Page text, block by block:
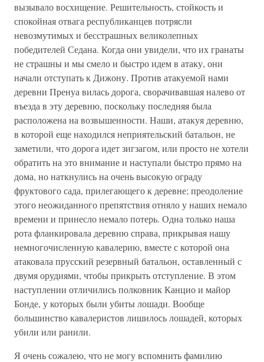
вызывало восхищение. Решительность, стойкость и
спокойная отвага республиканцев потрясли
невозмутимых и бесстрашных великолепных
победителей Седана. Когда они увидели, что их гранаты
не страшны и мы смело и быстро идем в атаку, они
начали отступать к Дижону. Против атакуемой нами
деревни Пренуа вилась дорога, сворачивавшая налево от
въезда в эту деревню, поскольку последняя была
расположена на возвышенности. Наши, атакуя деревню,
в которой еще находился неприятельский батальон, не
заметили, что дорога идет зигзагом, или просто не хотели
обратить на это внимание и наступали быстро прямо на
дома, но наткнулись на очень высокую ограду
фруктового сада, прилегающего к деревне; преодоление
этого неожиданного препятствия отняло у наших немало
времени и принесло немало потерь. Одна только наша
рота фланкировала деревню справа, прикрывая нашу
немногочисленную кавалерию, вместе с которой она
атаковала прусский резервный батальон, оставленный с
двумя орудиями, чтобы прикрыть отступление. В этом
наступлении отличились полковник Канцио и майор
Бонде, у которых были убиты лошади. Вообще
большинство кавалеристов лишилось лошадей, которых
убили или ранили.
Я очень сожалею, что не могу вспомнить фамилию